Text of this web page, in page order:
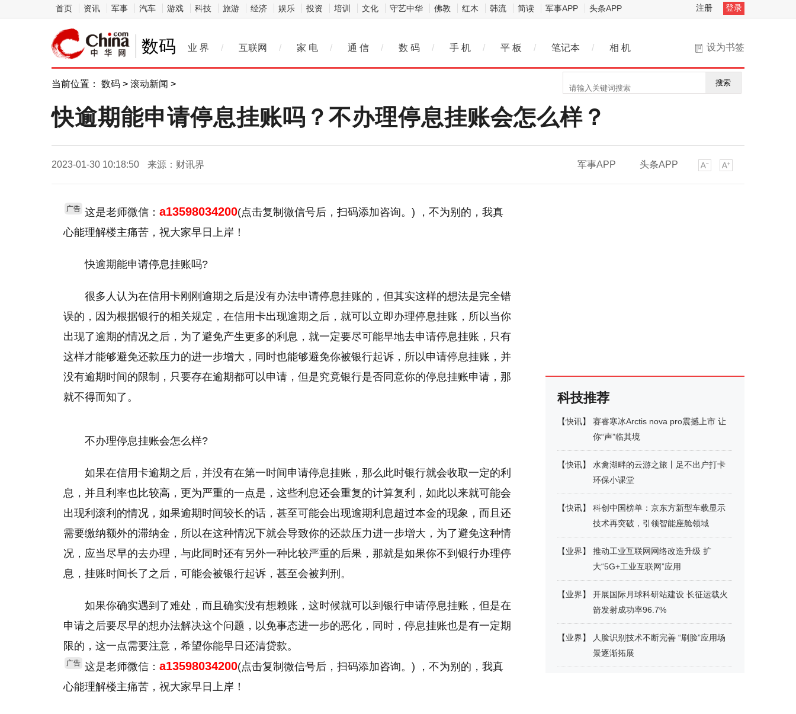
首页 资讯 军事 汽车 游戏 科技 旅游 经济 娱乐 投资 培训 文化 守艺中华 佛教 红木 韩流 简读 军事APP 头条APP 注册 登录
数码 设为书签
业 界 / 互联网 / 家 电 / 通 信 / 数 码 / 手 机 / 平 板 / 笔记本 / 相 机
当前位置： 数码 > 滚动新闻 > 搜索
快逾期能申请停息挂账吗？不办理停息挂账会怎么样？
2023-01-30 10:18:50 来源：财讯界 军事APP 头条APP
这是老师微信： a13598034200(点击复制微信号后，扫码添加咨询。) ，不为别的，我真
心能理解楼主痛苦，祝大家早日上岸！
广告
快逾期能申请停息挂账吗?
很多人认为在信用卡刚刚逾期之后是没有办法申请停息挂账的，但其实这样的想法是完全错
误的，因为根据银行的相关规定，在信用卡出现逾期之后，就可以立即办理停息挂账，所以当你
出现了逾期的情况之后，为了避免产生更多的利息，就一定要尽可能早地去申请停息挂账，只有
这样才能够避免还款压力的进一步增大，同时也能够避免你被银行起诉，所以申请停息挂账，并
没有逾期时间的限制，只要存在逾期都可以申请，但是究竟银行是否同意你的停息挂账申请，那
就不得而知了。
不办理停息挂账会怎么样?
如果在信用卡逾期之后，并没有在第一时间申请停息挂账，那么此时银行就会收取一定的利
息，并且利率也比较高，更为严重的一点是，这些利息还会重复的计算复利，如此以来就可能会
出现利滚利的情况，如果逾期时间较长的话，甚至可能会出现逾期利息超过本金的现象，而且还
需要缴纳额外的滞纳金，所以在这种情况下就会导致你的还款压力进一步增大，为了避免这种情
况，应当尽早的去办理，与此同时还有另外一种比较严重的后果，那就是如果你不到银行办理停
息，挂账时间长了之后，可能会被银行起诉，甚至会被判刑。
如果你确实遇到了难处，而且确实没有想赖账，这时候就可以到银行申请停息挂账，但是在
申请之后要尽早的想办法解决这个问题，以免事态进一步的恶化，同时，停息挂账也是有一定期
限的，这一点需要注意，希望你能早日还清贷款。
这是老师微信： a13598034200(点击复制微信号后，扫码添加咨询。) ，不为别的，我真
心能理解楼主痛苦，祝大家早日上岸！
广告
科技推荐
【快讯】
赛睿寒冰Arctis nova pro震撼上市 让
你“声”临其境
【快讯】
水禽湖畔的云游之旅丨足不出户打卡
环保小课堂
【快讯】
科创中国榜单：京东方新型车载显示
技术再突破，引领智能座舱领域
【业界】
推动工业互联网网络改造升级 扩
大“5G+工业互联网”应用
【业界】
开展国际月球科研站建设 长征运载火
箭发射成功率96.7%
【业界】
人脸识别技术不断完善 “刷脸”应用场
景逐渐拓展